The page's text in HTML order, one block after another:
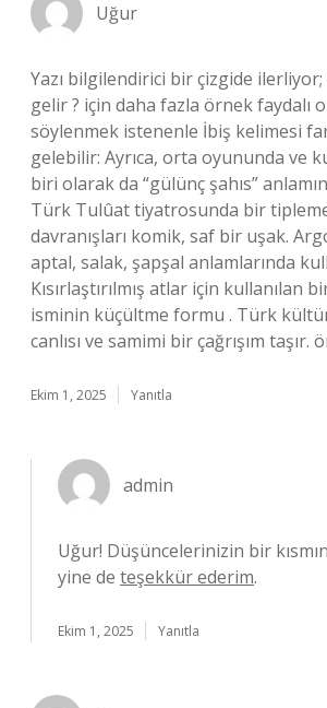
Uğur
Yazı bilgilendirici bir çizgide
gelir ? için daha fazla örnek faydalı
söylenmek istenenle İbiş kelimesi
gelebilir: Ayrıca, orta oyununda ve
biri olarak da “gülünç şahıs”
Türk Tulûat tiyatrosunda bir
davranışları komik, saf bir uşak.
aptal, salak, şapşal anlamlarında
Kısırlaştırılmış atlar için kullanılan
isminin küçültme formu . Türk
canlısı ve samimi bir çağrışım taşır.
Ekim 1, 2025 Yanıtla
admin
Uğur! Düşüncelerinizin bir
yine de teşekkür ederim.
Ekim 1, 2025 Yanıtla